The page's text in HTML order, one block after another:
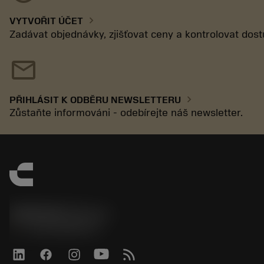
VYTVOŘIT ÚČET chevron_right
Zadávat objednávky, zjišťovat ceny a kontrolovat
mail
PŘIHLÁSIT K ODBĚRU NEWSLETTERU chevron_right
Zůstaňte informováni - odebírejte náš newsletter.